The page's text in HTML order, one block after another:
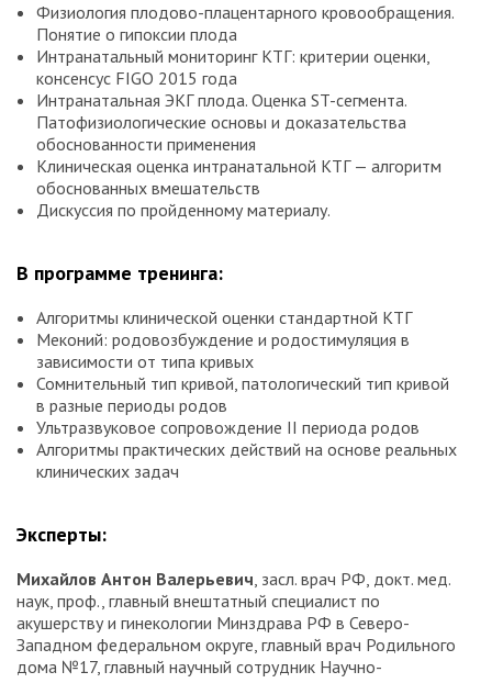
Физиология плодово-плацентарного кровообращения.
Понятие о гипоксии плода
Интранатальный мониторинг КТГ: критерии оценки,
консенсус FIGO 2015 года
Интранатальная ЭКГ плода. Оценка ST-сегмента.
Патофизиологические основы и доказательства
обоснованности применения
Клиническая оценка интранатальной КТГ — алгоритм
обоснованных вмешательств
Дискуссия по пройденному материалу.
В программе тренинга:
Алгоритмы клинической оценки стандартной КТГ
Меконий: родовозбуждение и родостимуляция в
зависимости от типа кривых
Сомнительный тип кривой, патологический тип кривой
в разные периоды родов
Ультразвуковое сопровождение II периода родов
Алгоритмы практических действий на основе реальных
клинических задач
Эксперты:
Михайлов Антон Валерьевич, засл. врач РФ, докт. мед.
наук, проф., главный внештатный специалист по
акушерству и гинекологии Минздрава РФ в Северо-
Западном федеральном округе, главный врач Родильного
дома №17, главный научный сотрудник Научно-